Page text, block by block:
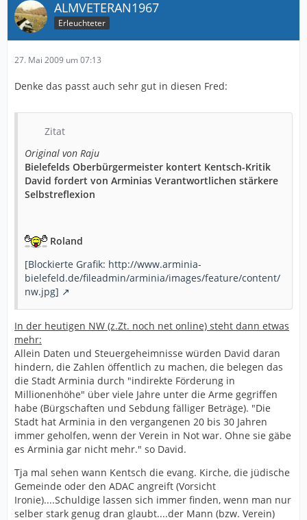
ALMVETERAN1967
Erleuchteter
27. Mai 2009 um 07:13
Denke das passt auch sehr gut in diesen Fred:
Zitat
Original von Raju
Bielefelds Oberbürgermeister kontert Kentsch-Kritik
David fordert von Arminias Verantwortlichen stärkere
Selbstreflexion
Roland
[Blockierte Grafik: http://www.arminia-
bielefeld.de/fileadmin/arminia/images/feature/content/
nw.jpg]
In der heutigen NW (z.Zt. noch net online) steht dann etwas
mehr:
Allein Daten und Steuergeheimnisse würden David daran
hindern, die Zahlen öffentlich zu machen, die belegen das
die Stadt Arminia durch "indirekte Förderung in
Millionenhöhe" über viele Jahre unter die Arme gegriffen
habe (Bürgschaften und Sebdung fälliger Beträge). "Die
Stadt hat Arminia in den vergangenen 20 bis 30 Jahren
immer geholfen, wenn der Verein in Not war. Ohne sie gäbe
es Arminia gar nicht mehr." so David.
Tja mal sehen wann Kentsch die evang. Kirche, die jüdische
Gemeinde oder den ADAC angreift (Vorsicht
Ironie)....Schuldige lassen sich immer finden, wenn man nur
selber stark genug dran glaubt....der Mann (bzw. Verein)